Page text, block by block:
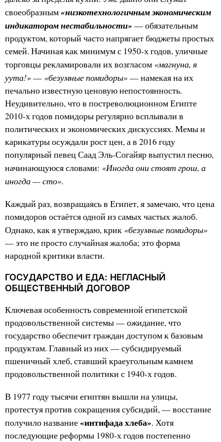
своеобразным«низкотехнологичным экономическим
индикатором нестабильности» — обязательным
продуктом, который часто напрягает бюджеты простых
семей. Начиная как минимум с 1950-х годов, уличные
торговцы рекламировали их возгласом «магнуна, я
уута!» — «безумные помидоры» — намекая на их
печально известную ценовую непостоянность.
Неудивительно, что в постреволюционном Египте
2010-х годов помидоры регулярно всплывали в
политических и экономических дискуссиях. Мемы и
карикатуры осуждали рост цен, а в 2016 году
популярный певец Саад Эль-Согайяр выпустил песню,
начинающуюся словами: «Иногда они стоят грош, а
иногда — сто».
Каждый раз, возвращаясь в Египет, я замечаю, что цена
помидоров остаётся одной из самых частых жалоб.
Однако, как я утверждаю, крик «безумные помидоры»
— это не просто случайная жалоба; это форма
народной критики власти.
ГОСУДАРСТВО И ЕДА: НЕГЛАСНЫЙ
ОБЩЕСТВЕННЫЙ ДОГОВОР
Ключевая особенность современной египетской
продовольственной системы — ожидание, что
государство обеспечит граждан доступом к базовым
продуктам. Главный из них — субсидируемый
пшеничный хлеб, ставший краеугольным камнем
продовольственной политики с 1940-х годов.
В 1977 году тысячи египтян вышли на улицы,
протестуя против сокращения субсидий, — восстание
получило название«интифада хлеба». Хотя
последующие реформы 1980-х годов постепенно